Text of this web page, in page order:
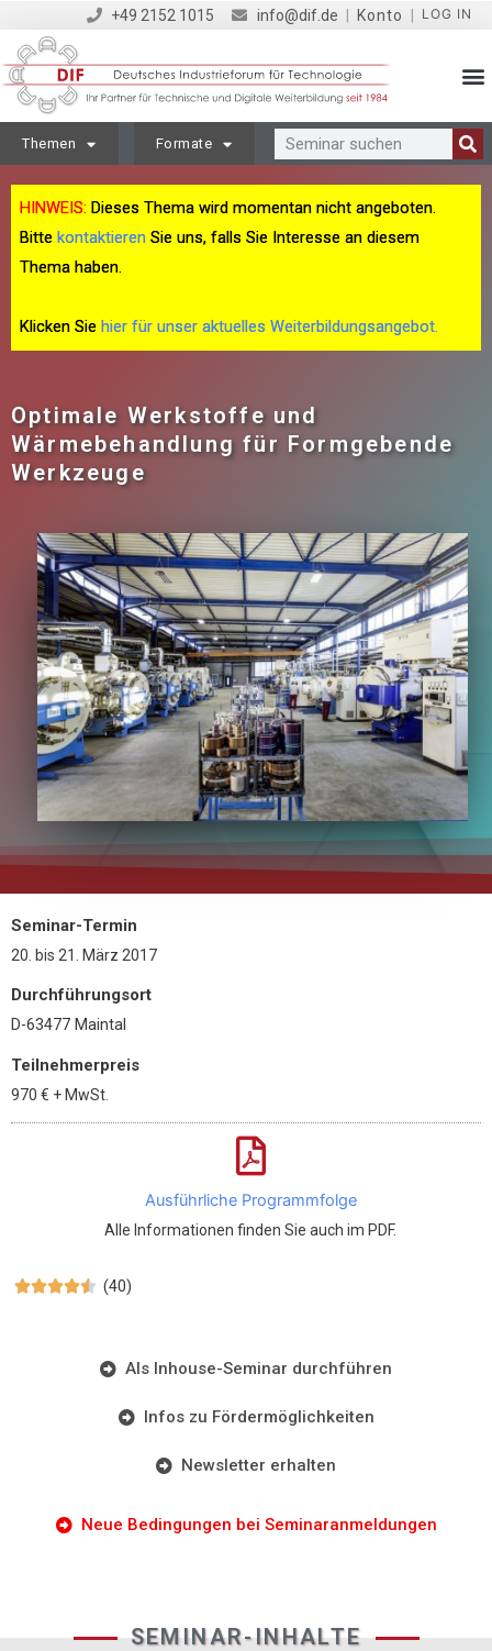
+49 2152 1015 info@dif.de Konto LOG IN
Themen Formate
HINWEIS: Dieses Thema wird momentan nicht angeboten.
Bitte kontaktieren Sie uns, falls Sie Interesse an diesem
Thema haben.
Klicken Sie hier für unser aktuelles Weiterbildungsangebot.
Optimale Werkstoffe und
Wärmebehandlung für Formgebende
Werkzeuge
Seminar-Termin
20. bis 21. März 2017
Durchführungsort
D-63477 Maintal
Teilnehmerpreis
970 € + MwSt.
Ausführliche Programmfolge
Alle Informationen finden Sie auch im PDF.
 (40)
Als Inhouse-Seminar durchführen
Infos zu Fördermöglichkeiten
Newsletter erhalten
Neue Bedingungen bei Seminaranmeldungen
SEMINAR-INHALTE